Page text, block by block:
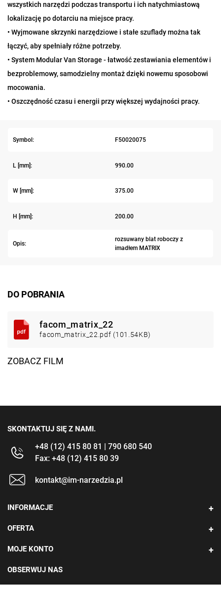
wszystkich narzędzi podczas transportu i ich natychmiastową
lokalizację po dotarciu na miejsce pracy.
• Wyjmowane skrzynki narzędziowe i stałe szuflady można tak
łączyć, aby spełniały różne potrzeby.
• System Modular Van Storage - łatwość zestawiania elementów i
bezproblemowy, samodzielny montaż dzięki nowemu sposobowi
mocowania.
• Oszczędność czasu i energii przy większej wydajności pracy.
Symbol: F50020075
L [mm]: 990.00
W [mm]: 375.00
H [mm]: 200.00
Opis:
rozsuwany blat roboczy z
imadłem MATRIX
DO POBRANIA
facom_matrix_22
facom_matrix_22.pdf (101.54KB)
ZOBACZ FILM
SKONTAKTUJ SIĘ Z NAMI.
+48 (12) 415 80 81 | 790 680 540
Fax: +48 (12) 415 80 39
kontakt@im-narzedzia.pl
INFORMACJE
OFERTA
MOJE KONTO
OBSERWUJ NAS